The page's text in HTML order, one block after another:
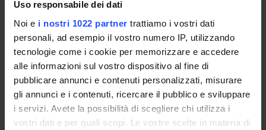
Uso responsabile dei dati
Noi e i nostri 1022 partner trattiamo i vostri dati
personali, ad esempio il vostro numero IP, utilizzando
tecnologie come i cookie per memorizzare e accedere
alle informazioni sul vostro dispositivo al fine di
pubblicare annunci e contenuti personalizzati, misurare
gli annunci e i contenuti, ricercare il pubblico e sviluppare
i servizi. Avete la possibilità di scegliere chi utilizza i
vostri dati e per quali scopi. Le vostre scelte in materia di
17 18 19 20 21 22
25 26 27 28